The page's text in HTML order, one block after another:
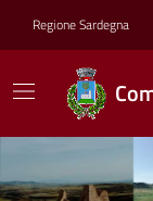
Regione Sardegna